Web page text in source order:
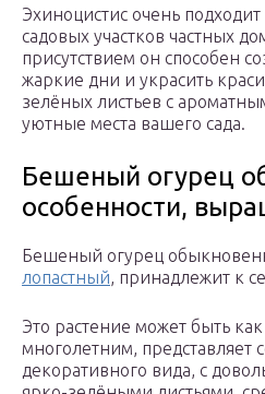
Эхиноцистис очень
садовых участков частных
присутствием он способен
жаркие дни и украсить
зелёных листьев с
уютные места вашего сада.
Бешеный огурец
особенности,
Бешеный огурец
лопастный, принадлежит к
Это растение может быть
многолетним, представляет
декоративного вида, с